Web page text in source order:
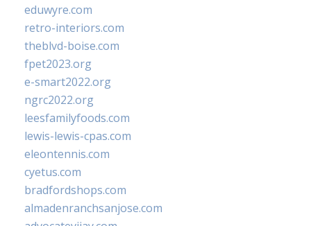
eduwyre.com
retro-interiors.com
theblvd-boise.com
fpet2023.org
e-smart2022.org
ngrc2022.org
leesfamilyfoods.com
lewis-lewis-cpas.com
eleontennis.com
cyetus.com
bradfordshops.com
almadenranchsanjose.com